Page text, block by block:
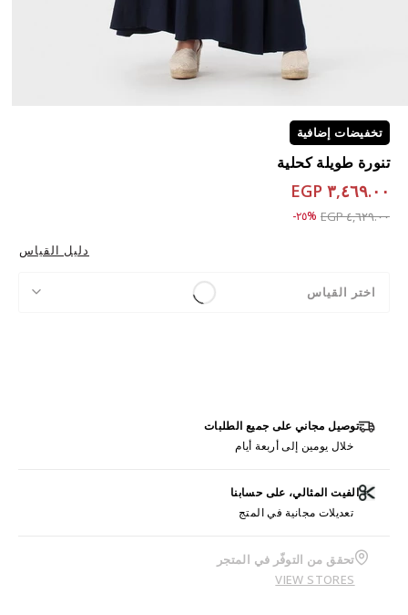
تخفيضات إضافية
تنورة طويلة كحلية
٣,٤٦٩.٠٠ EGP
Price reduced from
٤,٦٢٩.٠٠ EGP to ٣,٤٦٩.٠٠ EGP%٢٥-
دليل القياس
اختر القياس
توصيل مجاني على جميع الطلبات
خلال يومين إلى أربعة أيام
الفيت المثالي، على حسابنا
تعديلات مجانية في المتج
تحقق من التوفّر في المتجر
VIEW STORES